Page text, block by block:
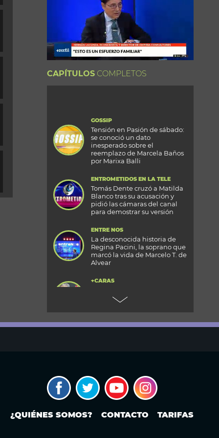
CAPÍTULOS COMPLETOS
GOSSIP
Tensión en Pasión de sábado:
se conoció un dato
inesperado sobre el
reemplazo de Marcela Baños
por Marixa Balli
ENTROMETIDOS EN LA TELE
Tomás Dente cruzó a Matilda
Blanco tras su acusación y
pidió las cámaras del canal
para demostrar su versión
ENTRE NOS
La desconocida historia de
Regina Pacini, la soprano que
marcó la vida de Marcelo T. de
Alvear
+CARAS
todos los detalles de la mega
Reconquista
MODO FONTEVECCHIA
¿Occidente copia a China?: La
carrera por construir el
¿QUIÉNES SOMOS? CONTACTO TARIFAS